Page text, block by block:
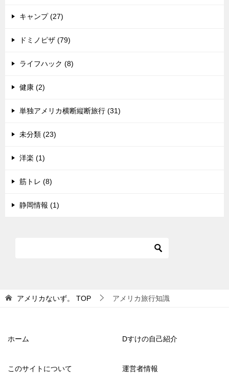
キャンプ (27)
ドミノピザ (79)
ライフハック (8)
健康 (2)
単独アメリカ横断縦断旅行 (31)
未分類 (23)
洋楽 (1)
筋トレ (8)
静岡情報 (1)
アメリカないず。 TOP アメリカ旅行知識
ホーム Dすけの自己紹介
このサイトについて 運営者情報